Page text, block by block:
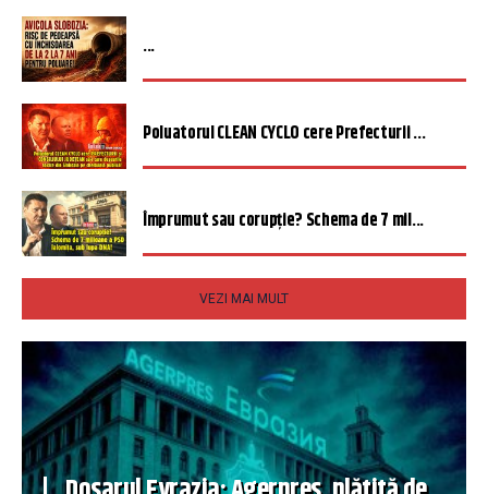
...
Poluatorul CLEAN CYCLO cere Prefecturii ...
Împrumut sau corupție? Schema de 7 mil...
VEZI MAI MULT